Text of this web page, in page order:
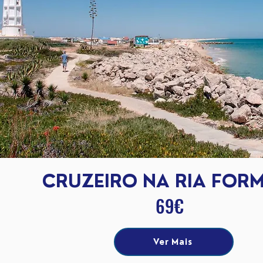
CRUZEIRO NA RIA
69€
Ver Mais